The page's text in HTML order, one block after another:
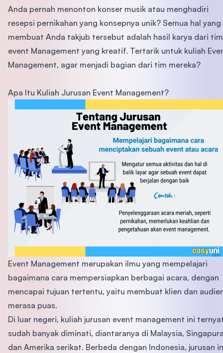
Anda pernah menonton konser musik atau menghadiri
resepsi pernikahan yang konsepnya unik? Semua hal yang
membuat Anda takjub tersebut adalah hasil karya dari tim
event Management yang kreatif. Tertarik untuk kuliah
Management, agar menjadi bagian dari tim mereka?
Apa Itu Kuliah Jurusan Event Management?
Event Management merupakan ilmu yang mempelajari
bagaimana cara mempersiapkan berbagai acara, dengan
mencapai tujuan tertentu, yaitu membuat klien dan
merasa puas.
Di luar negeri, kuliah jurusan event management ini
sudah banyak diminati, diantaranya di Malaysia,
dan Amerika serikat. Berbeda dengan Indonesia, jurusan